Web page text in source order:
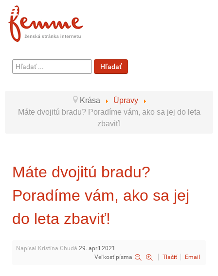
Hľadať
...
Hľadať
Krása
Úpravy
Máte dvojitú bradu? Poradíme vám, ako sa jej do leta
zbaviť!
Máte dvojitú bradu?
Poradíme vám, ako sa jej
do leta zbaviť!
Napísal Kristína Chudá 29. apríl 2021
Veľkosť písma
Tlačiť Email